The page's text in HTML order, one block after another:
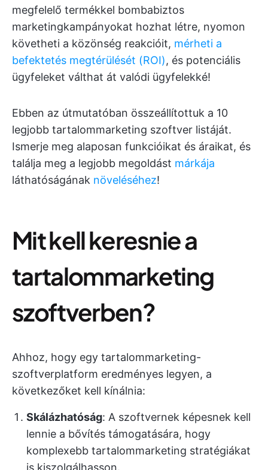
megfelelő termékkel bombabiztos
marketingkampányokat hozhat létre, nyomon
követheti a közönség reakcióit, mérheti a
befektetés megtérülését (ROI), és potenciális
ügyfeleket válthat át valódi ügyfelekké!
Ebben az útmutatóban összeállítottuk a 10
legjobb tartalommarketing szoftver listáját.
Ismerje meg alaposan funkcióikat és áraikat, és
találja meg a legjobb megoldást márkája
láthatóságának növeléséhez!
Mit kell keresnie a
tartalommarketing
szoftverben?
Ahhoz, hogy egy tartalommarketing-
szoftverplatform eredményes legyen, a
következőket kell kínálnia:
Skálázhatóság: A szoftvernek képesnek kell
lennie a bővítés támogatására, hogy
komplexebb tartalommarketing stratégiákat
is kiszolgálhasson.